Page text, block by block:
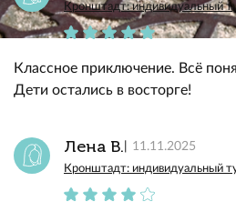
Кронштадт: индивидуальный
Классное приключение. Всё
Дети остались в восторге!
Лена В. 11.11.2025
Кронштадт: индивидуальный